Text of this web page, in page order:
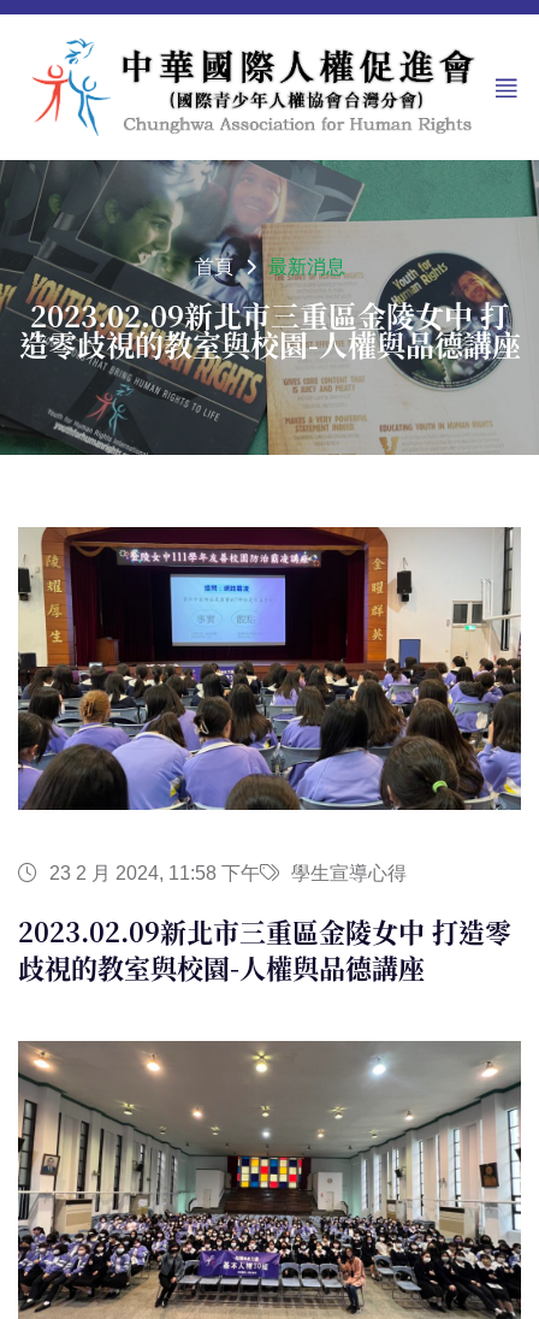
首頁 最新消息
2023.02.09新北市三重區金陵女中 打
造零歧視的教室與校園-人權與品德講座
23 2 月 2024, 11:58 下午 學生宣導心得
2023.02.09新北市三重區金陵女中 打造零
歧視的教室與校園-人權與品德講座